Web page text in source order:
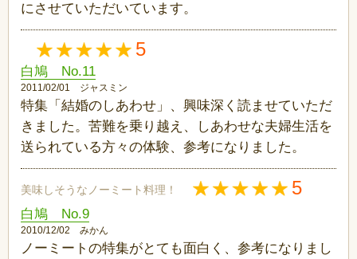
にさせていただいています。
5
白鳩 No.11
2011/02/01 ジャスミン
特集「結婚のしあわせ」、興味深く読ませていただ
きました。苦難を乗り越え、しあわせな夫婦生活を
送られている方々の体験、参考になりました。
美味しそうなノーミート料理！ 5
白鳩 No.9
2010/12/02 みかん
ノーミートの特集がとても面白く、参考になりまし